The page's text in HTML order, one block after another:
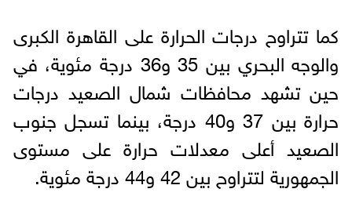
كما تتراوح درجات الحرارة على القاهرة الكبرى
والوجه البحري بين 35 و36 درجة مئوية، في
حين تشهد محافظات شمال الصعيد درجات
حرارة بين 37 و40 درجة، بينما تسجل جنوب
الصعيد أعلى معدلات حرارة على مستوى
الجمهورية لتتراوح بين 42 و44 درجة مئوية.